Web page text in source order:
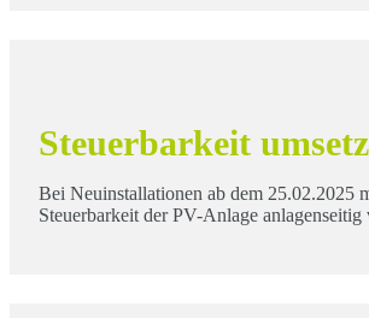
Steuerbarkeit
Bei Neuinstallationen ab dem 25.02.2025
Steuerbarkeit der PV-Anlage anlagenseitig